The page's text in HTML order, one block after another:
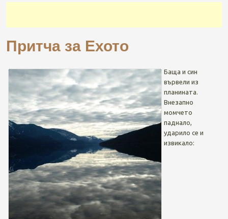
Притча за Ехото
Баща и син
вървели из
планината.
Внезапно
момчето
паднало,
ударило се и
извикало: